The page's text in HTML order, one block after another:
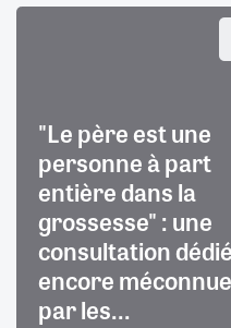
"Le père est une
personne à part
entière dans la
grossesse" : une
consultation
encore méconnue
par les...